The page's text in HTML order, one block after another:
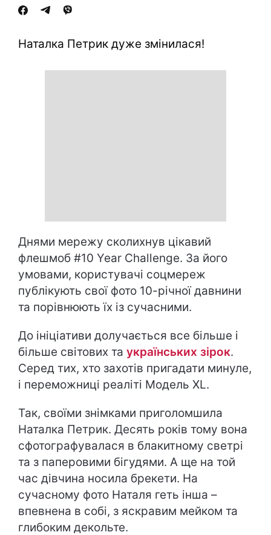
Наталка Петрик дуже змінилася!
Днями мережу сколихнув цікавий
флешмоб #10 Year Challenge. За його
умовами, користувачі соцмереж
публікують свої фото 10-річної давнини
та порівнюють їх із сучасними.
До ініціативи долучається все більше і
більше світових та українських зірок.
Серед тих, хто захотів пригадати минуле,
і переможниці реаліті Модель XL.
Так, своїми знімками приголомшила
Наталка Петрик. Десять років тому вона
сфотографувалася в блакитному светрі
та з паперовими бігудями. А ще на той
час дівчина носила брекети. На
сучасному фото Наталя геть інша –
впевнена в собі, з яскравим мейком та
глибоким декольте.